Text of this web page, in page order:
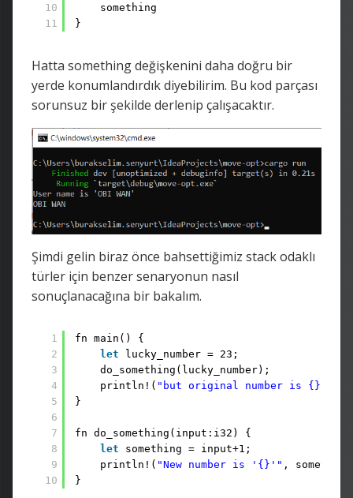
10
11
something
}
Hatta something değişkenini daha doğru bir
yerde konumlandırdık diyebilirim. Bu kod parçası
sorunsuz bir şekilde derlenip çalışacaktır.
Şimdi gelin biraz önce bahsettiğimiz stack odaklı
türler için benzer senaryonun nasıl
sonuçlanacağına bir bakalım.
1
2
3
4
5
6
7
8
9
10
fn main() {
let
lucky_number = 23;
do_something(lucky_number);
println!( "but original number is {}"
}
fn do_something(input:i32) {
let
something = input+1;
println!( "New number is '{}'" ,
}